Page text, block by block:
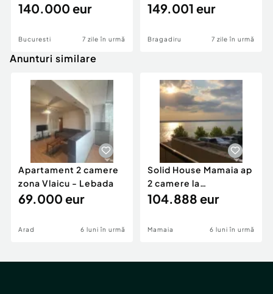
SEMIDECOMANDAT
140.000 eur
Bucuresti 7 zile în urmă
UTILAT
149.001 eur
Bragadiru 7 zile în urmă
Anunturi similare
Apartament 2 camere
zona Vlaicu - Lebada
69.000 eur
Arad 6 luni în urmă
Solid House Mamaia ap
2 camere la
cheie,langa Mega
104.888 eur
Mamaia 6 luni în urmă